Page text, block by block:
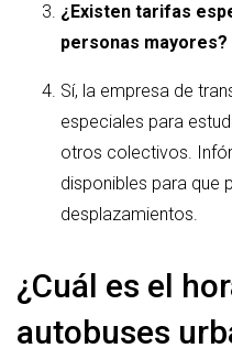
¿Existen tarifas
personas mayores?
Sí, la empresa de
especiales para
otros colectivos.
disponibles para que
desplazamientos.
¿Cuál es el
autobuses